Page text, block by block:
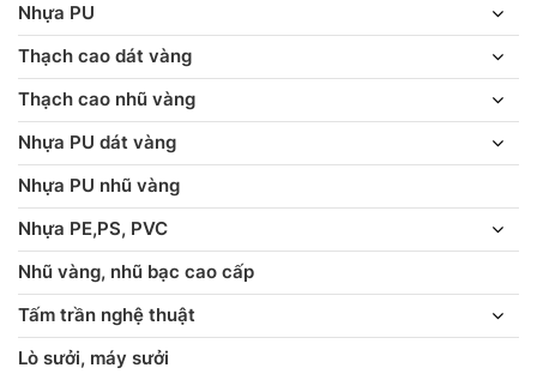
Nhựa PU
Thạch cao dát vàng
Thạch cao nhũ vàng
Nhựa PU dát vàng
Nhựa PU nhũ vàng
Nhựa PE,PS, PVC
Nhũ vàng, nhũ bạc cao cấp
Tấm trần nghệ thuật
Lò sưởi, máy sưởi